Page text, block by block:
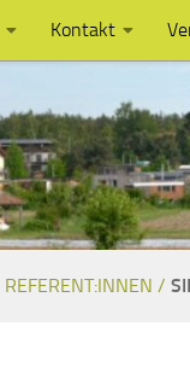
Kontakt
REFERENT:INNEN /